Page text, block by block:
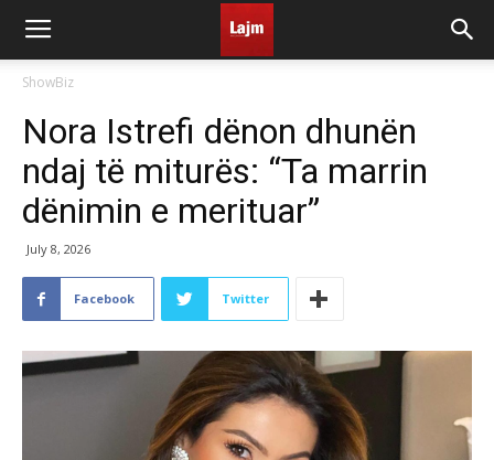
ShowBiz
Nora Istrefi dënon dhunën
ndaj të miturës: “Ta marrin
dënimin e merituar”
July 8, 2026
Facebook Twitter